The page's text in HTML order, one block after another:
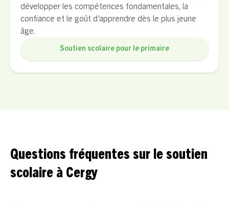
développer les compétences fondamentales, la
confiance et le goût d’apprendre dès le plus jeune
âge.
Soutien scolaire pour le primaire
Questions fréquentes sur le soutien
scolaire à Cergy